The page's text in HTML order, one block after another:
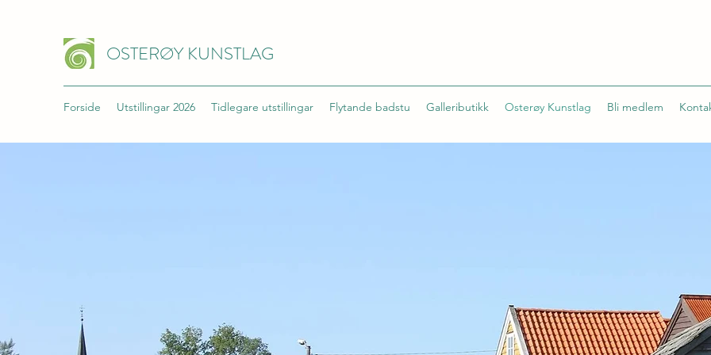
OSTERØY KUNSTLAG
Forside Utstillingar 2026 Tidlegare utstillingar Flytande badstu Galleributikk Osterøy Kunstlag Bli medlem